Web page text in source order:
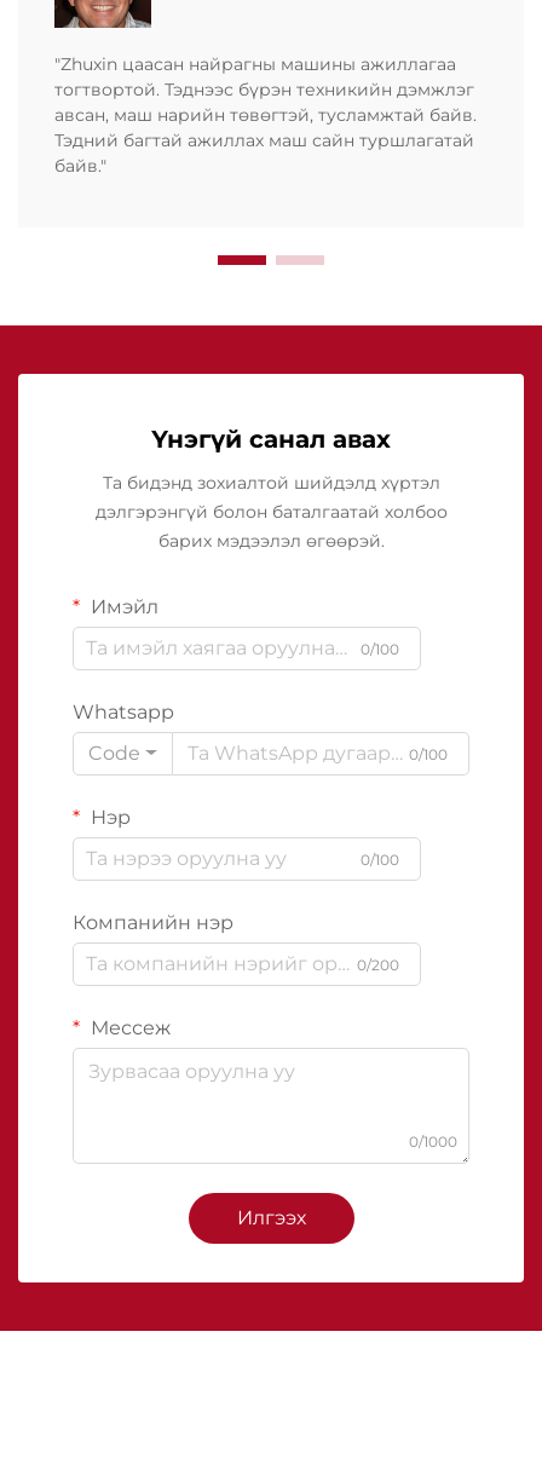
"Zhuxin цаасан найрагны машины ажиллагаа
тогтвортой. Тэднээс бүрэн техникийн дэмжлэг
авсан, маш нарийн төвөгтэй, тусламжтай байв.
Тэдний багтай ажиллах маш сайн туршлагатай
байв."
Үнэгүй санал авах
Та бидэнд зохиалтой шийдэлд хүртэл
дэлгэрэнгүй болон баталгаатай холбоо
барих мэдээлэл өгөөрэй.
Имэйл
0/100
Whatsapp
Code
0/100
Нэр
0/100
Компанийн нэр
0/200
Мессеж
0/1000
Илгээх